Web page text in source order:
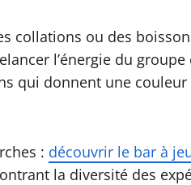
collations ou des
l’énergie du
qui donnent une
: découvrir le bar à
la diversité des